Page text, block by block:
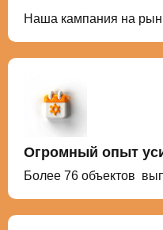
Наша кампания на
Огромный опыт
Более 76 объектов